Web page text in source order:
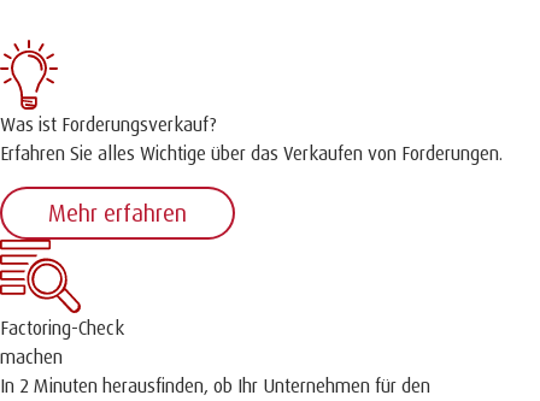
Was ist Forderungsverkauf?
Erfahren Sie alles Wichtige über das Verkaufen von Forderungen.
Mehr erfahren
Factoring-Check
machen
In 2 Minuten herausfinden, ob Ihr Unternehmen für den